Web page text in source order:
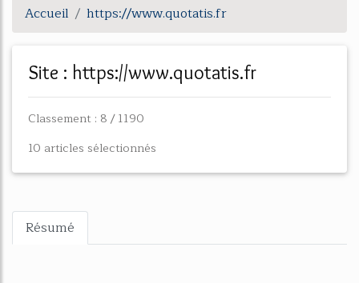
Accueil https://www.quotatis.fr
Site : https://www.quotatis.fr
Classement : 8 / 1190
10 articles sélectionnés
Résumé